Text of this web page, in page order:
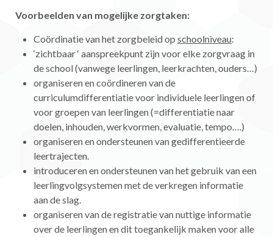
Voorbeelden van mogelijke zorgtaken:
Coördinatie van het zorgbeleid op schoolniveau:
‘zichtbaar ‘ aanspreekpunt zijn voor elke zorgvraag in
de school (vanwege leerlingen, leerkrachten, ouders…)
organiseren en coördineren van de
curriculumdifferentiatie voor individuele leerlingen of
voor groepen van leerlingen (=differentiatie naar
doelen, inhouden, werkvormen, evaluatie, tempo….)
organiseren en ondersteunen van gedifferentieerde
leertrajecten.
introduceren en ondersteunen van het gebruik van een
leerlingvolgsystemen met de verkregen informatie
aan de slag.
organiseren van de registratie van nuttige informatie
over de leerlingen en dit toegankelijk maken voor alle